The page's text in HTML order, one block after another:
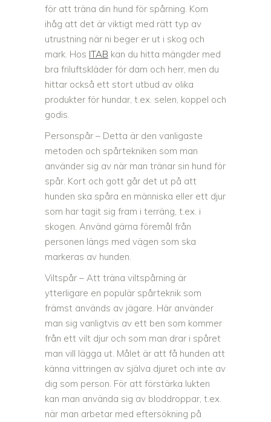
för att träna din hund för spårning. Kom
ihåg att det är viktigt med rätt typ av
utrustning när ni beger er ut i skog och
mark. Hos ITAB kan du hitta mängder med
bra friluftskläder för dam och herr, men du
hittar också ett stort utbud av olika
produkter för hundar, t.ex. selen, koppel och
godis.
Personspår – Detta är den vanligaste
metoden och spårtekniken som man
använder sig av när man tränar sin hund för
spår. Kort och gott går det ut på att
hunden ska spåra en människa eller ett djur
som har tagit sig fram i terräng, t.ex. i
skogen. Använd gärna föremål från
personen längs med vägen som ska
markeras av hunden.
Viltspår – Att träna viltspårning är
ytterligare en populär spårteknik som
främst används av jägare. Här använder
man sig vanligtvis av ett ben som kommer
från ett vilt djur och som man drar i spåret
man vill lägga ut. Målet är att få hunden att
känna vittringen av själva djuret och inte av
dig som person. För att förstärka lukten
kan man använda sig av bloddroppar, t.ex.
när man arbetar med eftersökning på